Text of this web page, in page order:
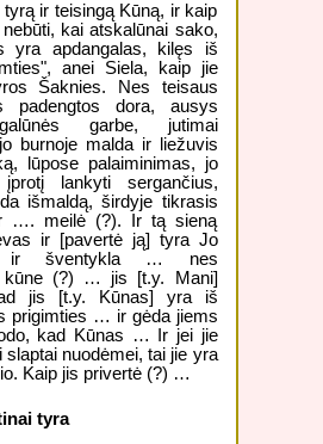
tyrą ir teisingą Kūną, ir kaip
kai atskalūnai sako,
yra apdangalas, kilęs iš
anei Siela, kaip jie
Šaknies. Nes teisaus
padengtos dora, ausys
garbe, jutimai
burnoje malda ir liežuvis
lūpose palaiminimas, jo
lankyti sergančius,
išmaldą, širdyje tikrasis
…. meilė (?). Ir tą sieną
ir [pavertė ją] tyra Jo
ir šventykla … nes
kūne (?) … jis [t.y. Mani]
jis [t.y. Kūnas] yra iš
prigimties … ir gėda jiems
kad Kūnas … Ir jei jie
slaptai nuodėmei, tai jie yra
Kaip jis privertė (?) …
tyra